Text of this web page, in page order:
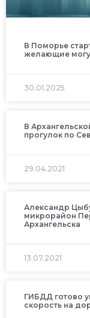
В Поморье
желающие
30.01.2025
В
прогулок по
29.04.2021
Александр
микрорайон
Архангельска
13.07.2021
ГИБДД готово
скорость на